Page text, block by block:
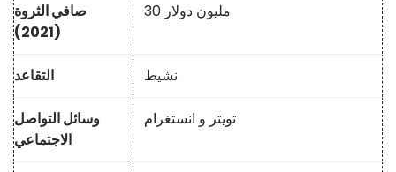
صافي الثروة
(2021)
30 مليون دولار
التقاعد نشيط
وسائل التواصل
الاجتماعي
تويتر و انستغرام